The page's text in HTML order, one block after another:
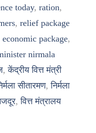
today, ration,
, relief package
economic package,
nirmala
,केंद्रीय वित्त मंत्री
सीतारमण,निर्मला
,वित्त मंत्रालय